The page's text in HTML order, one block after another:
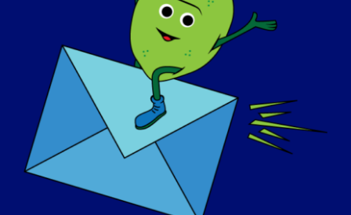
wählen Sie Ihre Plattform!
Reddit LinkedInWhatsApp
TumblrPinterest
MDA Engage: Symposium zur
Gliedergürtel-Muskeldystrophie (LGMD)
2021 Internationale
LGMD-Konferenz @ Virtual